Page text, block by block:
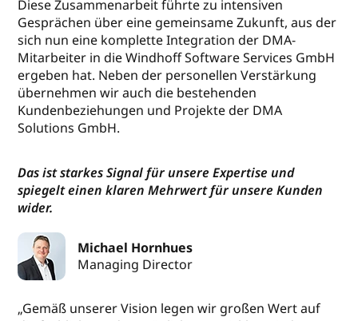
Diese Zusammenarbeit führte zu intensiven
Gesprächen über eine gemeinsame Zukunft, aus der
sich nun eine komplette Integration der DMA-
Mitarbeiter in die Windhoff Software Services GmbH
ergeben hat. Neben der personellen Verstärkung
übernehmen wir auch die bestehenden
Kundenbeziehungen und Projekte der DMA
Solutions GmbH.
Das ist starkes Signal für unsere Expertise und
spiegelt einen klaren Mehrwert für unsere Kunden
wider.
Michael Hornhues
Managing Director
„Gemäß unserer Vision legen wir großen Wert auf